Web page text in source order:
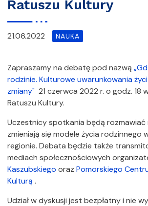
Ratuszu Kultury
21.06.2022 NAUKA
Zapraszamy na debatę pod nazwą
rodzinie. Kulturowe uwarunkowania
zmiany" 21 czerwca 2022 r. o godz. 18
Ratuszu Kultury.
Uczestnicy spotkania będą rozmawiać
zmieniają się modele życia rodzinnego
regionie. Debata będzie także
mediach społecznościowych
Kaszubskiego oraz Pomorskiego
Kulturą .
Udział w dyskusji jest bezpłatny i nie